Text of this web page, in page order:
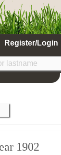
Register/Login
1902